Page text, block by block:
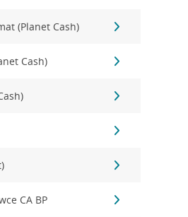
(Planet Cash)
Cash)
CA BP